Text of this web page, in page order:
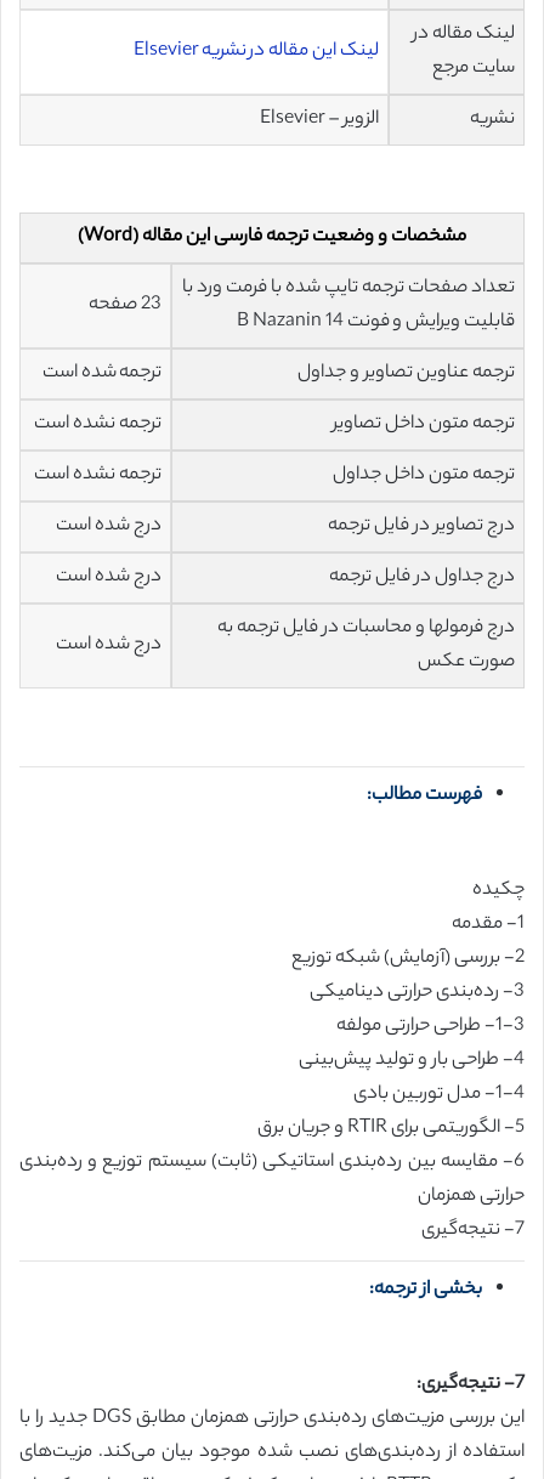
لینک مقاله در
سایت مرجع
لینک این مقاله در نشریه Elsevier
نشریه الزویر – Elsevier
مشخصات و وضعیت ترجمه فارسی این مقاله (Word)
تعداد صفحات ترجمه تایپ شده با فرمت ورد با
قابلیت ویرایش و فونت 14 B Nazanin
23 صفحه
ترجمه عناوین تصاویر و جداول
ترجمه شده است
ترجمه متون داخل تصاویر
ترجمه نشده است
ترجمه متون داخل جداول
ترجمه نشده است
درج تصاویر در فایل ترجمه
درج شده است
درج جداول در فایل ترجمه
درج شده است
درج فرمولها و محاسبات در فایل ترجمه به
صورت عکس
درج شده است
فهرست مطالب:
چکیده
1- مقدمه
2- بررسی (آزمایش) شبکه توزیع
3- رده‌بندی حرارتی دینامیکی
1-3- طراحی حرارتی مولفه
4- طراحی بار و تولید پیش‌بینی
1-4- مدل توربین بادی
5- الگوریتمی برای RTIR و جریان برق
6- مقایسه بین رده‌بندی استاتیکی (ثابت) سیستم توزیع و رده‌بندی
حرارتی همزمان
7- نتیجه‌گیری
بخشی از ترجمه:
7- نتیجه‌گیری:
این بررسی مزیت‌های رده‌بندی حرارتی همزمان مطابق DGS جدید را با
استفاده از رده‌بندی‌های نصب شده موجود بیان می‌کند. مزیت‌های